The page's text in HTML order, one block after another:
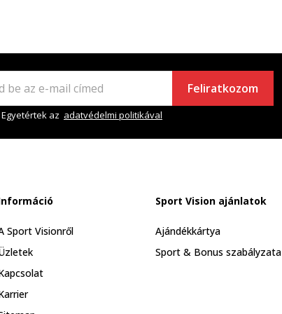
Feliratkozom
Egyetértek az adatvédelmi politikával
Sport Visionről
Sport Vision ajánlatok
Ajándékkártya
Sport & Bonus szabályzata